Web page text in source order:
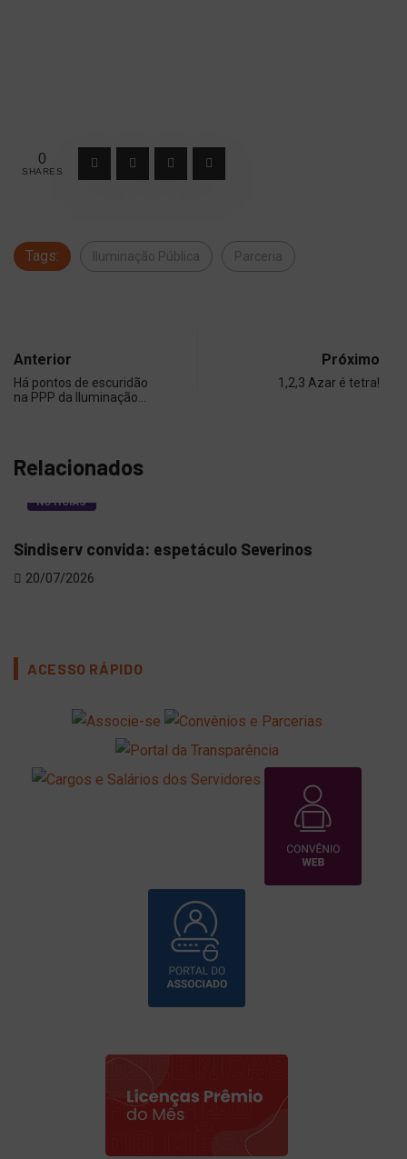
0
SHARES
Tags: Iluminação Pública Parceria
Anterior
Há pontos de escuridão
na PPP da Iluminação…
Próximo
1,2,3 Azar é tetra!
Relacionados
NOTÍCIAS
Sindiserv convida: espetáculo Severinos
20/07/2026
ACESSO RÁPIDO